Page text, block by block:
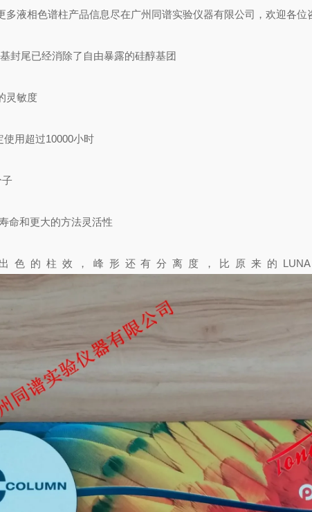
液相色谱柱产品信息尽在广州同谱实验仪器有限公司，欢迎各位
尾已经消除了自由暴露的硅醇基团
敏度
用超过10000小时
和更大的方法灵活性
的柱效，峰形还有分离度，比原来的LUNA